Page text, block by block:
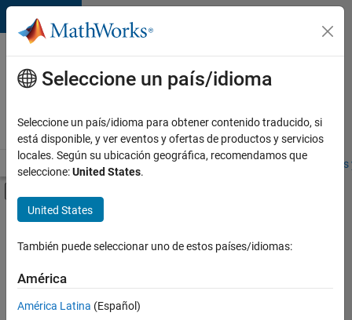
Saltar al contenido
Ofertas
de
empleo
MathWorks
Visión general Búsqueda de empleo Oficinas locales
Contenido principal
FILTRADO POR
Information Technology
Release Engineering
Seleccione un país/idioma
Seleccione un país/idioma para obtener contenido traducido, si
está disponible, y ver eventos y ofertas de productos y servicios
locales. Según su ubicación geográfica, recomendamos que
seleccione:United States.
United States
También puede seleccionar uno de estos países/idiomas:
América
América Latina (Español)